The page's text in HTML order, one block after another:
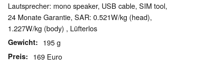
Lautsprecher: mono speaker, USB cable, SIM tool,
24 Monate Garantie, SAR: 0.521W/​kg (head),
1.227W/​kg (body) , Lüfterlos
Gewicht 195 g
Preis 169 Euro